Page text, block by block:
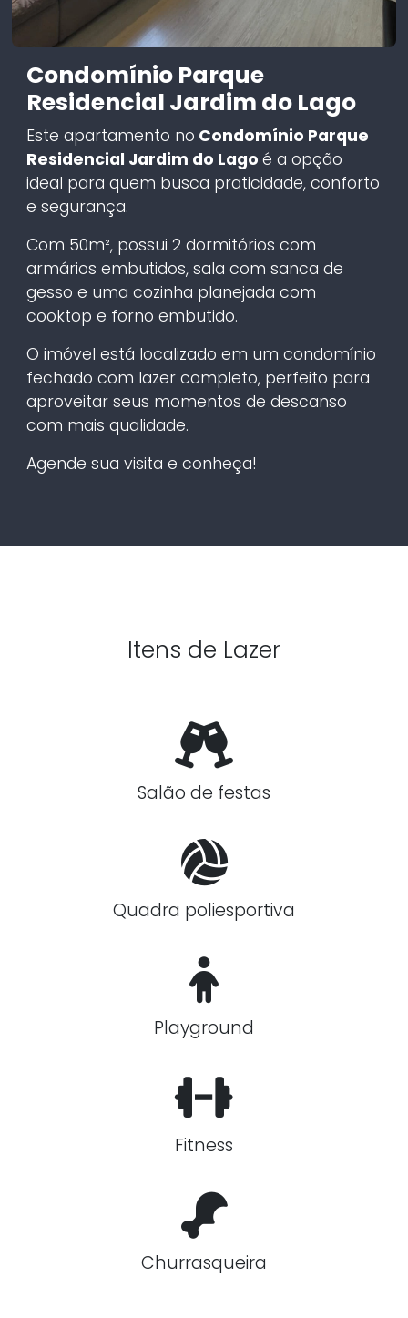
Condomínio Parque
Residencial Jardim do Lago
Este apartamento no Condomínio Parque
Residencial Jardim do Lago é a opção
ideal para quem busca praticidade, conforto
e segurança.
Com 50m², possui 2 dormitórios com
armários embutidos, sala com sanca de
gesso e uma cozinha planejada com
cooktop e forno embutido.
O imóvel está localizado em um condomínio
fechado com lazer completo, perfeito para
aproveitar seus momentos de descanso
com mais qualidade.
Agende sua visita e conheça!
Itens de Lazer
Salão de festas
Quadra poliesportiva
Playground
Fitness
Churrasqueira